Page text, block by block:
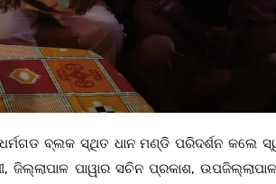
ଧର୍ମଗଡ ବ୍ଲକ ସ୍ଥିତ ଧାନ ମଣ୍ଡି ପରିଦର୍ଶନ କଲେ
ପାୱାର ସଚିନ ପ୍ରକାଶ,